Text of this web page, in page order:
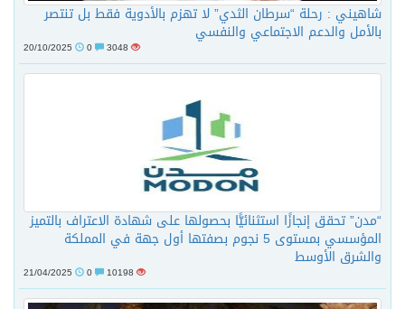
شاهيني : رحلة “سرطان الثدي” لا تهزم بالأدوية فقط بل تنتصر
بالأمل والدعم الاجتماعي والنفسي
3048
“مدن” تحقق إنجازًا استثنائيًّا بحصولها على شهادة الاعتراف بالتميز
المؤسسي بمستوى 5 نجوم بصفتها أول جهة في المملكة
والشرق الأوسط
10198